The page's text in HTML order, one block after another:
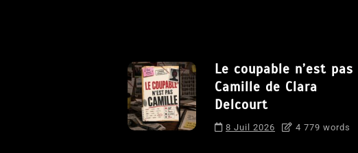
Le coupable n’est pas
Camille de Clara
Delcourt
8 Juil 2026 4 779 words